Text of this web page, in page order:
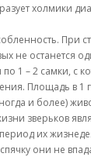
холмики
При
не останется
1 – 2 самки, с
Площадь в 1
и более)
зверьков
их
они не